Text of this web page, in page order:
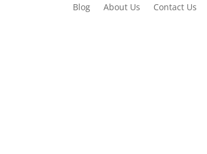
Blog
About Us Contact Us